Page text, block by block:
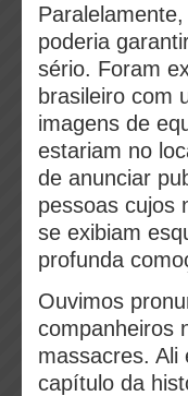
poderia
sério. Foram
brasileiro com
imagens de
estariam no
de anunciar
pessoas cujos
se exibiam
profunda
Ouvimos
companheiros
massacres.
capítulo da